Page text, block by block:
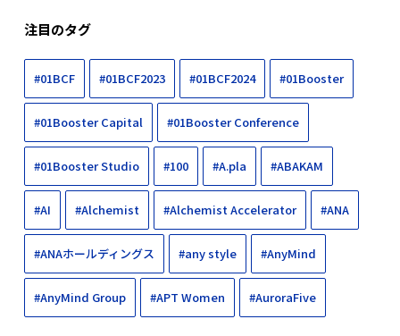
注目のタグ
#01BCF #01BCF2023 #01BCF2024 #01Booster
#01Booster Capital #01Booster Conference
#01Booster Studio #100 #A.pla #ABAKAM
#AI #Alchemist #Alchemist Accelerator #ANA
#ANAホールディングス #any style #AnyMind
#AnyMind Group #APT Women #AuroraFive